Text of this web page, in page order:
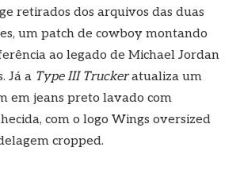
retirados dos arquivos das duas
um patch de cowboy montando
ao legado de Michael Jordan
Já a Type III Truckeratualiza um
em jeans preto lavado com
com o logo Wings oversized
cropped.